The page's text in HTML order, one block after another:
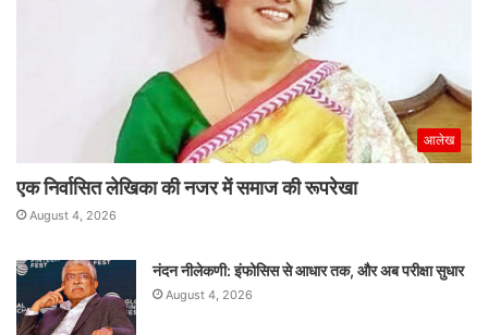
आलेख
एक निर्वासित लेखिका की नजर में समाज की रूपरेखा
August 4, 2026
नंदन नीलेकणी: इंफोसिस से आधार तक, और अब परीक्षा सुधार
August 4, 2026